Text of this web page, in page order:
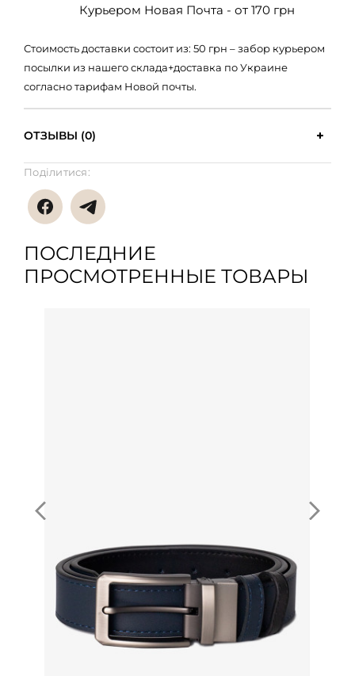
Курьером Новая Почта - от 170 грн
Стоимость доставки состоит из: 50 грн – забор курьером
посылки из нашего склада+доставка по Украине
согласно тарифам Новой почты.
ОТЗЫВЫ (0)
Поділитися:
ПОСЛЕДНИЕ
ПРОСМОТРЕННЫЕ ТОВАРЫ